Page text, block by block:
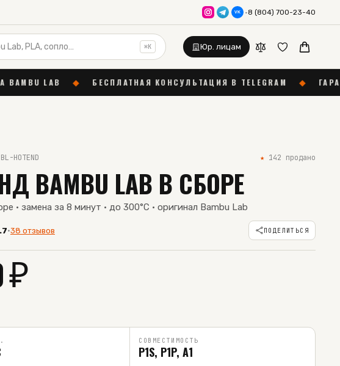
VK ·8 (804) 700-23-40
⌘K Юр. лицам
◆ БЕСПЛАТНАЯ КОНСУЛЬТАЦИЯ В TELEGRAM ◆ ГАРАНТИЯ 12
BL-HOTEND ★ 142 продано
BAMBU LAB В СБОРЕ
· замена за 8 минут · до 300°C · оригинал Bambu Lab
·38 отзывов ПОДЕЛИТЬСЯ
₽
СОВМЕСТИМОСТЬ
P1S, P1P, A1